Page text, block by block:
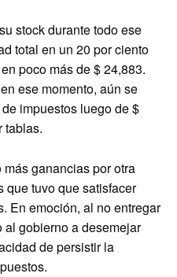
stock durante todo ese
total en un 20 por ciento
poco más de $ 24,883.
ese momento, aún se
impuestos luego de $
tablas.
ganancias por otra
que tuvo que satisfacer
En emoción, al no entregar
gobierno a desemejar
de persistir la